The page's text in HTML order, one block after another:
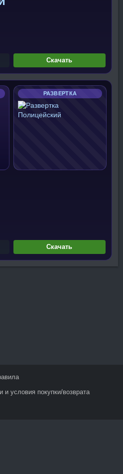
Скачать
РАЗВЕРТКА
Скачать
и условия покупки/возврата